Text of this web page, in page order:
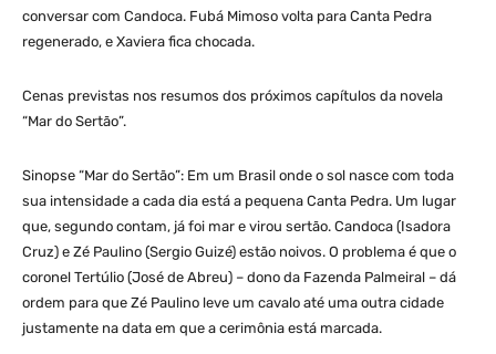
conversar com Candoca. Fubá Mimoso volta para Canta Pedra
regenerado, e Xaviera fica chocada.
Cenas previstas nos resumos dos próximos capítulos da novela
“Mar do Sertão”.
Sinopse “Mar do Sertão”: Em um Brasil onde o sol nasce com toda
sua intensidade a cada dia está a pequena Canta Pedra. Um lugar
que, segundo contam, já foi mar e virou sertão. Candoca (Isadora
Cruz) e Zé Paulino (Sergio Guizé) estão noivos. O problema é que o
coronel Tertúlio (José de Abreu) – dono da Fazenda Palmeiral – dá
ordem para que Zé Paulino leve um cavalo até uma outra cidade
justamente na data em que a cerimônia está marcada.